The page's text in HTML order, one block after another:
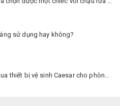
sử dụng hay không?